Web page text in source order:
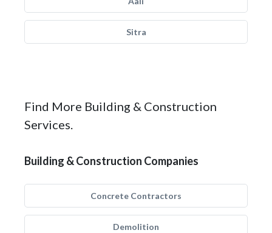
Sitra
Find More Building & Construction
Services.
Building & Construction Companies
Concrete Contractors
Demolition